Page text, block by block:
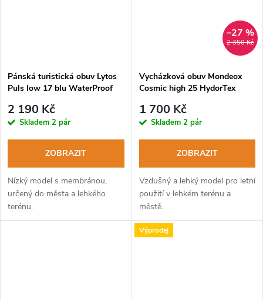
Pánská turistická obuv Lytos
Puls low 17 blu WaterProof
2 190 Kč
Skladem 2 pár
ZOBRAZIT
Nízký model s membránou,
určený do města a lehkého
terénu.
2 350 Kč
–27 %
Vycházková obuv Mondeox
Cosmic high 25 HydorTex
1 700 Kč
Skladem 2 pár
ZOBRAZIT
Vzdušný a lehký model pro letní
použití v lehkém terénu a
městě.
Výprodej